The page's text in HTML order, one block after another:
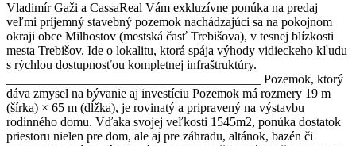
Vladimír Gaži a CassaReal Vám exkluzívne ponúka na predaj
veľmi príjemný stavebný pozemok nachádzajúci sa na pokojnom
okraji obce Milhostov (mestská časť Trebišova), v tesnej blízkosti
mesta Trebišov. Ide o lokalitu, ktorá spája výhody vidieckeho kľudu
s rýchlou dostupnosťou kompletnej infraštruktúry.
________________________________________ Pozemok, ktorý
dáva zmysel na bývanie aj investíciu Pozemok má rozmery 19 m
(šírka) × 65 m (dĺžka), je rovinatý a pripravený na výstavbu
rodinného domu. Vďaka svojej veľkosti 1545m2, ponúka dostatok
priestoru nielen pre dom, ale aj pre záhradu, altánok, bazén či